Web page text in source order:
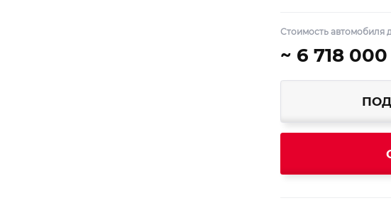
Стоимость автомобиля
~ 6 718